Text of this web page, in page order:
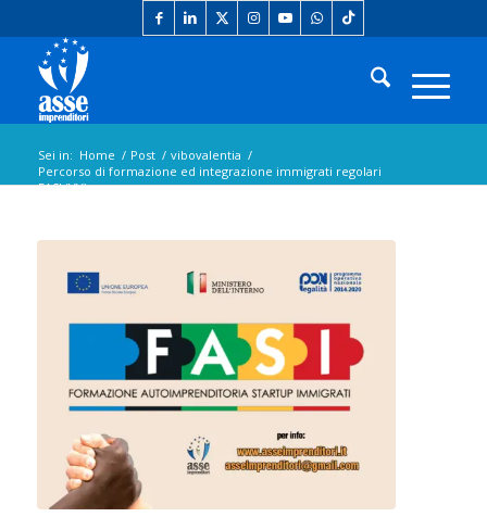
Sei in: Home / Post / vibovalentia /
Percorso di formazione ed integrazione immigrati regolari
FASI (VV)